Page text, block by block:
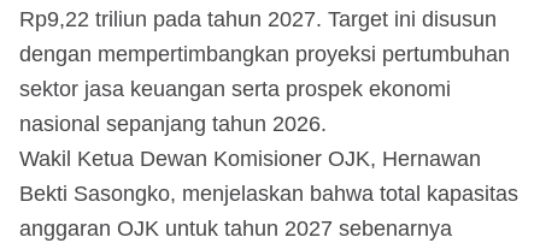
Rp9,22 triliun pada tahun 2027. Target ini disusun
dengan mempertimbangkan proyeksi pertumbuhan
sektor jasa keuangan serta prospek ekonomi
nasional sepanjang tahun 2026.
Wakil Ketua Dewan Komisioner OJK, Hernawan
Bekti Sasongko, menjelaskan bahwa total kapasitas
anggaran OJK untuk tahun 2027 sebenarnya